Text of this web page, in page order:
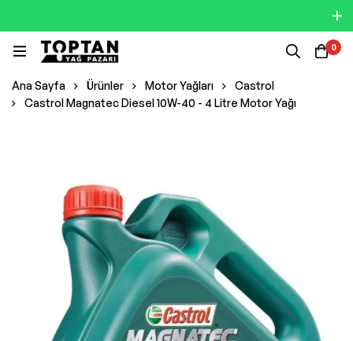
0
Ana Sayfa Ürünler Motor Yağları
Castrol
Castrol Magnatec Diesel 10W-40 - 4 Litre Motor Yağı